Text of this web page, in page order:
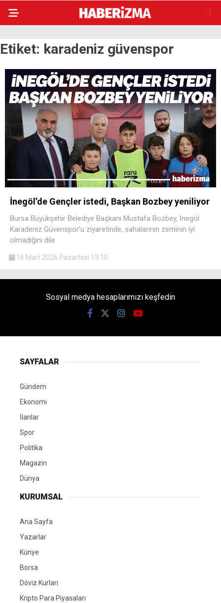
Etiket: karadeniz güvenspor
İnegöl’de Gençler istedi, Başkan Bozbey yeniliyor
Bursa Büyükşehir Belediye Başkanı Mustafa Bozbey, İnegöl
Karadeniz Güvenspor’u ziyaretinde, sahalarının zeminin iyi
olmadığını dile
16 Mart 2026 Pazartesi 13:10
Sosyal medya hesaplarımızı keşfedin
SAYFALAR
Gündem
Ekonomi
İlanlar
Spor
Politika
Magazin
Dünya
KURUMSAL
Ana Sayfa
Yazarlar
Künye
Borsa
Döviz Kurları
Kripto Para Piyasaları